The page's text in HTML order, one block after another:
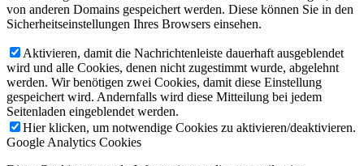
von anderen Domains gespeichert werden. Diese können Sie in den
Sicherheitseinstellungen Ihres Browsers einsehen.
Aktivieren, damit die Nachrichtenleiste dauerhaft ausgeblendet
wird und alle Cookies, denen nicht zugestimmt wurde, abgelehnt
werden. Wir benötigen zwei Cookies, damit diese Einstellung
gespeichert wird. Andernfalls wird diese Mitteilung bei jedem
Seitenladen eingeblendet werden.
Hier klicken, um notwendige Cookies zu aktivieren/deaktivieren.
Google Analytics Cookies